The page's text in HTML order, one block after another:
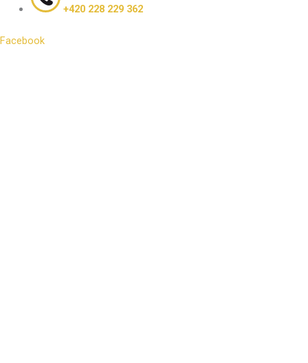
+420 228 229 362
Facebook